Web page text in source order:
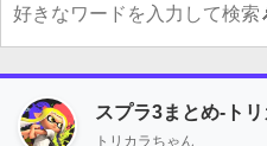
スプラ3まとめ-ト
トリカラちゃん